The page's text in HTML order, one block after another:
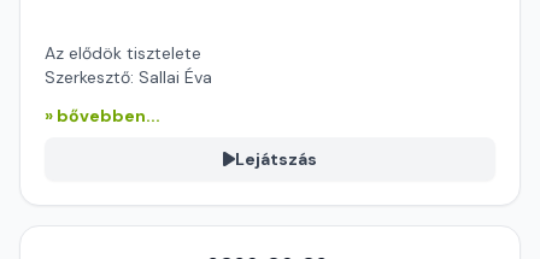
Az elődök tisztelete
Szerkesztő: Sallai Éva
» bővebben...
Lejátszás